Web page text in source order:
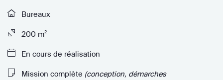
Bureaux
200 m²
En cours de réalisation
Mission complète (conception, démarches